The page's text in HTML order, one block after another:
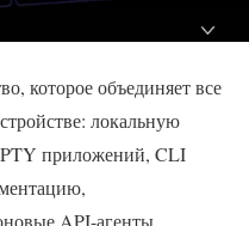
которое объединяет все
локальную
PTY приложений, CLI
API-агенты.